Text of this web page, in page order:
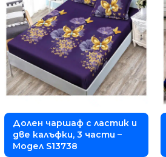
Долен чаршаф с ластик и
две калъфки, 3 части –
Модел S13738